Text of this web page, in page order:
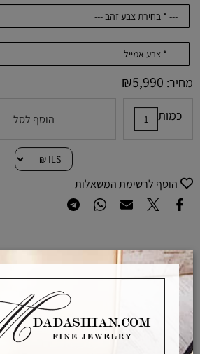
מחיר: ₪5,990
כמות הוסף לסל
הוסף לרשימת המשאלות
מוצרים באחראיות בלעדית
אפשרויות החלפה / החזרה